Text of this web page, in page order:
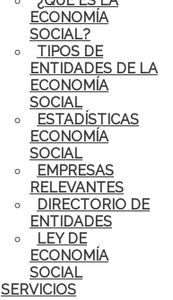
ECONOMÍA
SOCIAL?
TIPOS DE
ENTIDADES DE LA
ECONOMÍA
SOCIAL
ESTADÍSTICAS
ECONOMÍA
SOCIAL
EMPRESAS
RELEVANTES
DIRECTORIO DE
ENTIDADES
LEY DE
ECONOMÍA
SOCIAL
SERVICIOS